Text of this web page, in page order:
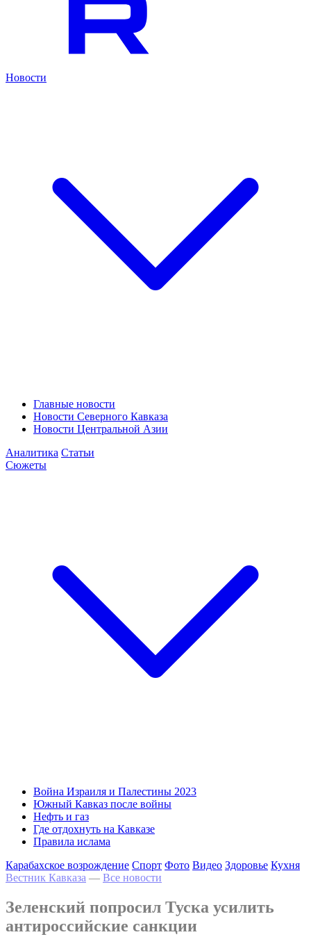
Новости
Главные новости
Новости Северного Кавказа
Новости Центральной Азии
Аналитика Статьи
Сюжеты
Война Израиля и Палестины 2023
Южный Кавказ после войны
Нефть и газ
Где отдохнуть на Кавказе
Правила ислама
Карабахское возрождение Спорт Фото Видео Здоровье Кухня
Вестник Кавказа — Все новости
Зеленский попросил Туска усилить
антироссийские санкции